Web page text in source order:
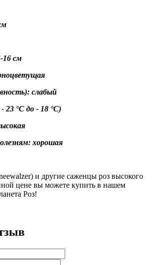
16 см
слабый
23 °C до - 18 °C)
хорошая
и другие саженцы роз высокого
цене вы можете купить в нашем
Роз!